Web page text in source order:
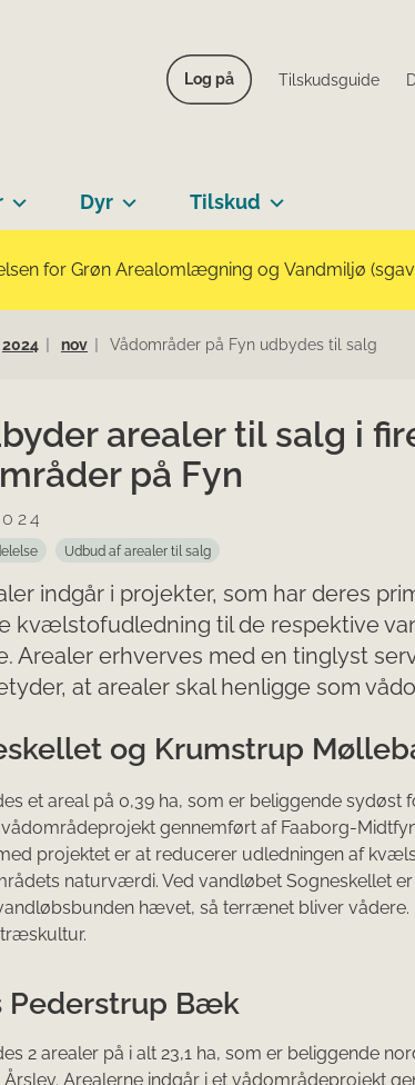
Log på Tilskudsguide
Dyr Tilskud
for Grøn Arealomlægning og Vandmiljø
2024 nov Vådområder på Fyn udbydes til salg
arealer til salg i
på Fyn
Udbud af arealer til salg
indgår i projekter, som har deres
kvælstofudledning til de respektive
Arealer erhverves med en tinglyst
at arealer skal henligge som
og Krumstrup
et areal på 0,39 ha, som er beliggende sydøst
gennemført af Faaborg-
projektet er at reducerer udledningen af
naturværdi. Ved vandløbet Sogneskellet
hævet, så terrænet bliver vådere.
Pederstrup Bæk
2 arealer på i alt 23,1 ha, som er beliggende
Arealerne indgår i et vådområdeprojekt